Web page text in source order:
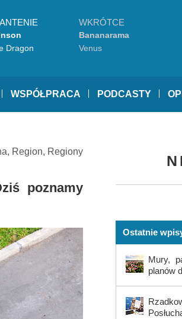
Dragon
WKRÓTCE
Bananarama
Venus
WSPÓŁPRACA PODCASTY
, Region, Regiony
poznamy
Ostatnie
Mury,
planów